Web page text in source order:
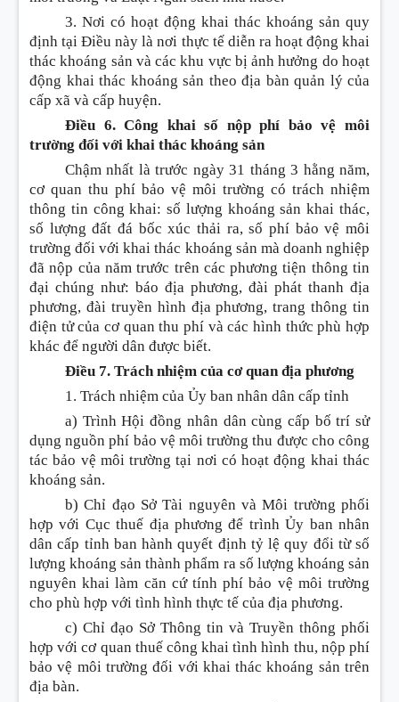
3. Nơi có hoạt động khai thác khoáng sản quy
định tại Điềunày là nơi thực tế diễn ra hoạt động khai
thác khoáng sản và các khu vực bị ảnh hưởng do hoạt
động khai thác khoáng sản theo địa bàn quản lý của
cấp xã và cấp huyện.
Điều 6. Công khai số nộp phí bảo vệ môi
trường đối với khai thác khoáng sản
Chậm nhất là trước ngày 31 tháng 3 hằng năm,
cơ quan thu phí bảo vệ môi trường có trách nhiệm
thông tin công khai: số lượng khoáng sản khai thác,
số lượng đất đá bốc xúc thải ra, số phí bảo vệ môi
trường đối với khai thác khoáng sản mà doanh nghiệp
đã nộp của năm trước trên các phương tiện thông tin
đại chúng như: báo địa phương, đài phát thanh địa
phương, đài truyền hình địa phương, trang thông tin
điện tử của cơ quan thu phí và các hình thức phù hợp
khác để người dân được biết.
Điều 7. Trách nhiệm của cơ quan địa phương
1. Trách nhiệm của Ủy ban nhân dân cấp tỉnh
a) Trình Hội đồng nhân dân cùng cấp bố trí sử
dụng nguồn phí bảo vệ môi trường thu được cho công
tác bảo vệ môi trường tại nơi có hoạt động khai thác
khoáng sản.
b) Chỉ đạo Sở Tài nguyên và Môi trường phối
hợp với Cục thuế địa phương để trìnhỦy ban nhân
dân cấp tỉnh ban hành quyết định tỷ lệ quy đổi từ số
lượng khoáng sản thành phẩm ra số lượng khoáng sản
nguyên khai làm căn cứ tính phí bảo vệ môi trường
cho phù hợp với tình hình thực tế của địa phương.
c) Chỉ đạo Sở Thông tin và Truyền thông phối
hợp với cơ quan thuế công khai tình hình thu, nộp phí
bảo vệ môi trường đối với khai thác khoáng sản trên
địa bàn.